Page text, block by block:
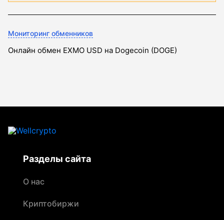
Мониторинг обменников
Онлайн обмен EXMO USD на Dogecoin (DOGE)
Разделы сайта
О нас
Криптобиржи